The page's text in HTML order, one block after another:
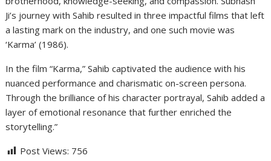
Ji’s journey with Sahib resulted in three impactful films that left
a lasting mark on the industry, and one such movie was
‘Karma’ (1986).
In the film “Karma,” Sahib captivated the audience with his
nuanced performance and charismatic on-screen persona.
Through the brilliance of his character portrayal, Sahib added a
layer of emotional resonance that further enriched the
storytelling.”
Post Views: 756